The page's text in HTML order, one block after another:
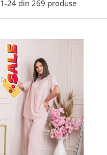
1-24 din 269 produse